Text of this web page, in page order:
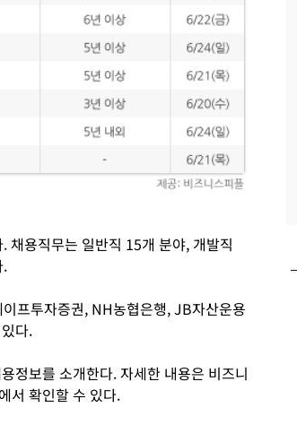
채용직무는 일반직 15개 분야, 개발직
.
프투자증권, NH농협은행, JB자산운용
다.
정보를 소개한다. 자세한 내용은 비즈니
확인할 수 있다.